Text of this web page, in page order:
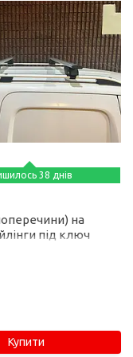
38 днів
на
під ключ
2009 рр
Купити